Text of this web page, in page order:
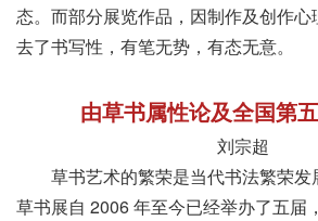
态。而部分展览作品，因制作及创作
去了书写性，有笔无势，有态无意。
由草书属性论及全国第
刘宗超
草书艺术的繁荣是当代书法繁荣发
草书展自 2006 年至今已经举办了五届